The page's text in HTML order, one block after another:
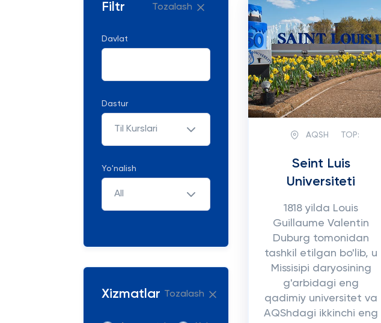
Filtr Tozalash
Davlat
Dastur
Til Kurslari
Yo'nalish
All
Xizmatlar Tozalash
AQSH TOP:
Seint Luis
Universiteti
1818 yilda Louis
Guillaume Valentin
Duburg tomonidan
tashkil etilgan bo'lib, u
Missisipi daryosining
g'arbidagi eng
qadimiy universitet va
AQShdagi ikkinchi eng